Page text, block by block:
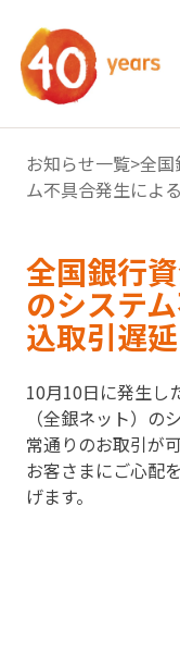
お知らせ一覧>全
ム不具合発生によ
全国銀行
のシステ
込取引遅
10月10日に発生し
（全銀ネット）
常通りのお取引が
お客さまにご心配
げます。